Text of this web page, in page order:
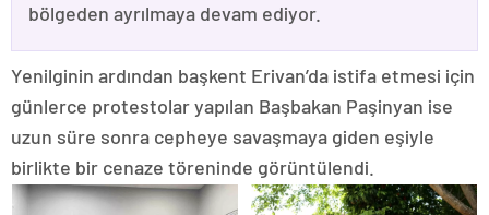
bölgeden ayrılmaya devam ediyor.
Yenilginin ardından başkent Erivan’da istifa etmesi için
günlerce protestolar yapılan Başbakan Paşinyan ise
uzun süre sonra cepheye savaşmaya giden eşiyle
birlikte bir cenaze töreninde görüntülendi.